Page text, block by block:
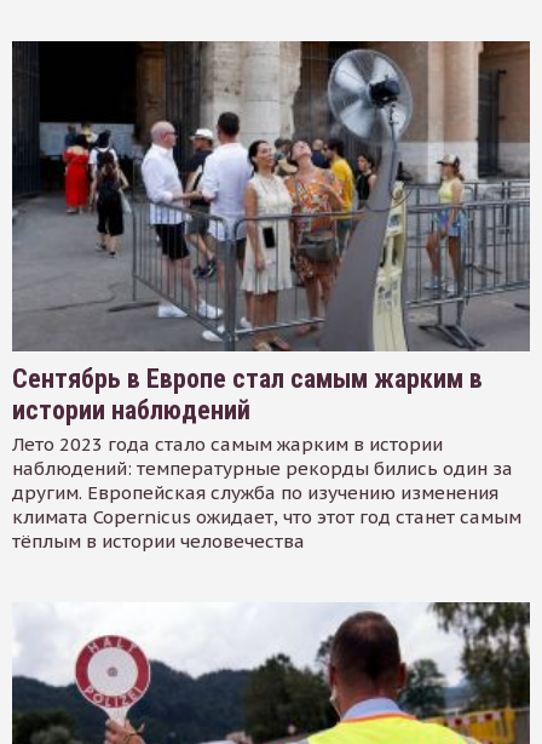
Сентябрь в Европе стал самым жарким в
истории наблюдений
Лето 2023 года стало самым жарким в истории
наблюдений: температурные рекорды бились один за
другим. Европейская служба по изучению изменения
климата Copernicus ожидает, что этот год станет самым
тёплым в истории человечества